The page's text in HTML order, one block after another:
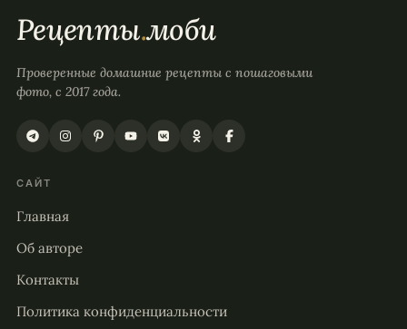
Рецепты.моби
Проверенные домашние рецепты с пошаговыми
фото, с 2017 года.
САЙТ
Главная
Об авторе
Контакты
Политика конфиденциальности